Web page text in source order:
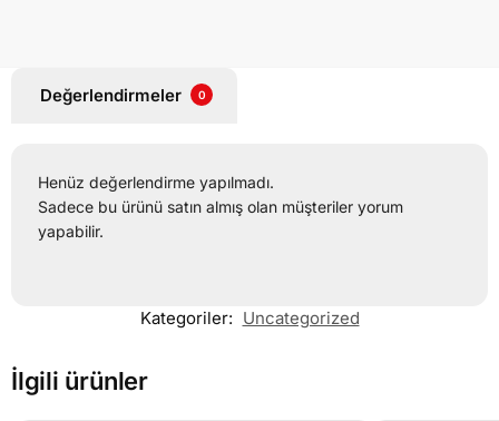
Değerlendirmeler 0
Henüz değerlendirme yapılmadı.
Sadece bu ürünü satın almış olan müşteriler yorum
yapabilir.
Kategoriler: Uncategorized
İlgili ürünler